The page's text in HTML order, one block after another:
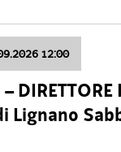
12:00
Lignano